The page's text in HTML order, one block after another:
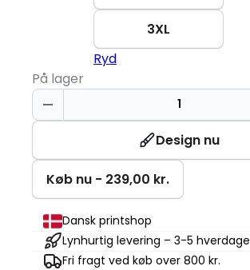
3XL
Ryd
På lager
Økologisk
Poloshirt
Dame
antal
Design nu
Køb nu - 239,00 kr.
Dansk printshop
Lynhurtig levering – 3-5 hverdage
Fri fragt ved køb over 800 kr.